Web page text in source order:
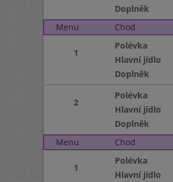
Doplněk
Menu
Chod
1
Polévka
Hlavní jídlo
Doplněk
2
Polévka
Hlavní jídlo
Doplněk
Menu
Chod
1
Polévka
Hlavní jídlo